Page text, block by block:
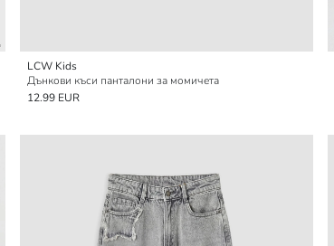
LCW Kids
Дънкови къси панталони за момичета
12.99 EUR